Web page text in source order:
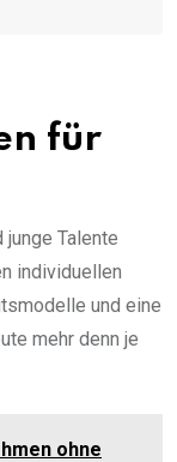
für
Talente
individuellen
und eine
mehr denn je
ohne